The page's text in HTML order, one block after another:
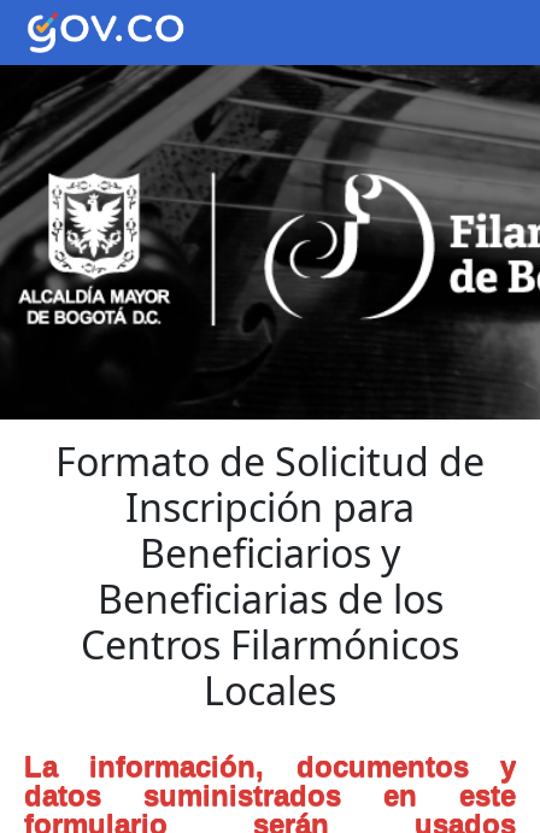
Pasar al contenido principal
Formato de Solicitud de
Inscripción para
Beneficiarios y
Beneficiarias de los
Centros Filarmónicos
Locales
La información, documentos y
datos suministrados en este
formulario serán usados
Edad is 0